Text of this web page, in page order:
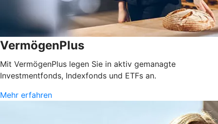
VermögenPlus
Mit VermögenPlus legen Sie in aktiv gemanagte
Investmentfonds, Indexfonds und ETFs an.
Mehr erfahren